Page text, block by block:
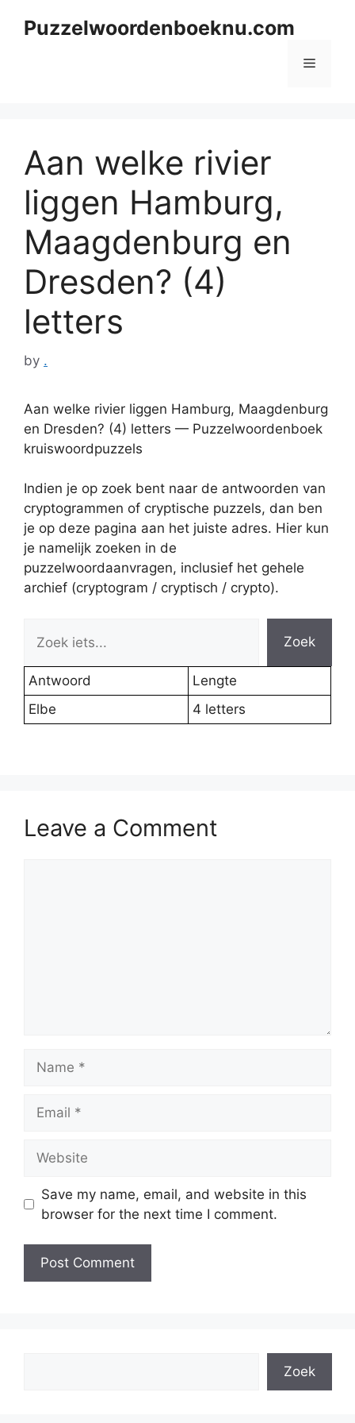
Puzzelwoordenboeknu.com
Menu
Aan welke rivier
liggen Hamburg,
Maagdenburg en
Dresden? (4)
letters
by .
Aan welke rivier liggen Hamburg, Maagdenburg
en Dresden? (4) letters — Puzzelwoordenboek
kruiswoordpuzzels
Indien je op zoek bent naar de antwoorden van
cryptogrammen of cryptische puzzels, dan ben
je op deze pagina aan het juiste adres. Hier kun
je namelijk zoeken in de
puzzelwoordaanvragen, inclusief het gehele
archief (cryptogram / cryptisch / crypto).
Zoek
Antwoord
Lengte
Elbe
4 letters
Leave a Comment
Save my name, email, and website in this
browser for the next time I comment.
Zoek